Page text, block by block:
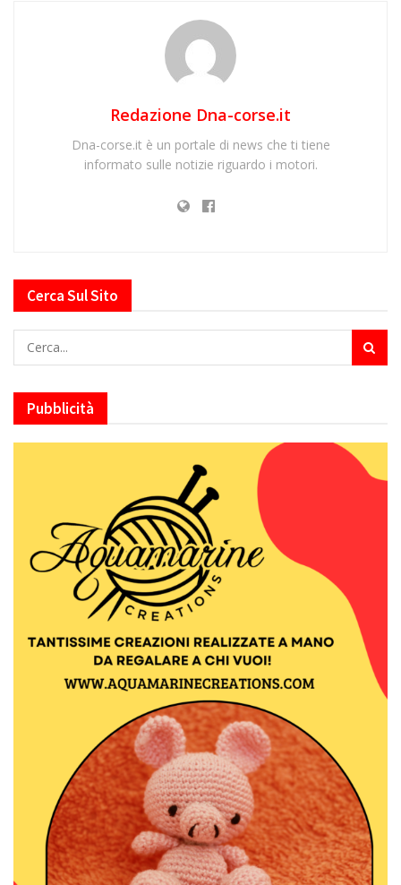
Redazione Dna-corse.it
Dna-corse.it è un portale di news che ti tiene
informato sulle notizie riguardo i motori.
Cerca Sul Sito
Pubblicità